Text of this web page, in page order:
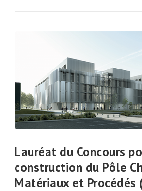
Lauréat du Concours
construction du Pôle
Matériaux et Procédés